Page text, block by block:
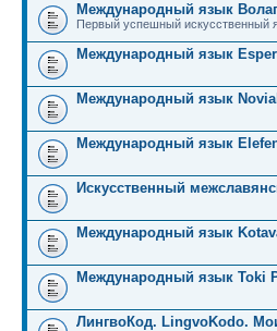
Международный язык
Первый успешный искусственный
Международный язык
Международный язык
Международный язык
Искусственный
Международный язык
Международный язык Toki
ЛингвоКод. LingvoKodo.